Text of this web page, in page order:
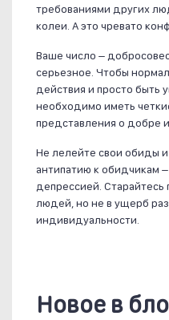
требованиями других
колеи. А это чревато
Ваше число –
серьезное. Чтобы
действия и просто быть
необходимо иметь
представления о добре
Не лелейте свои обиды
антипатию к обидчикам
депрессией.
людей, но не в ущерб
индивидуальности.
Новое в